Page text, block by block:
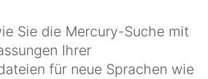
Sie die Mercury-Suche mit
Ihrer
für neue Sprachen wie